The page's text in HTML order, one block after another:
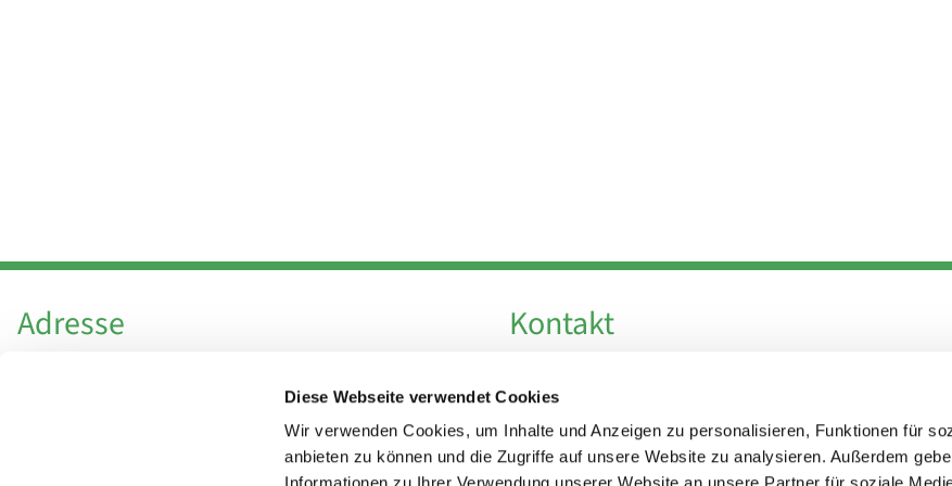
Diese Webseite verwendet Cookies
Wir verwenden Cookies, um Inhalte und Anzeigen zu personalisieren, Funktionen für
anbieten zu können und die Zugriffe auf unsere Website zu analysieren. Außerdem
Adresse
Hl. Theresa von Avila Berlin Nordost
Leitender Pfarrer - Norbert Pomplun
Kontakt
Fax +49 30 924 54 18
E-Mailinfo@theresa-von-avila-berlin.de